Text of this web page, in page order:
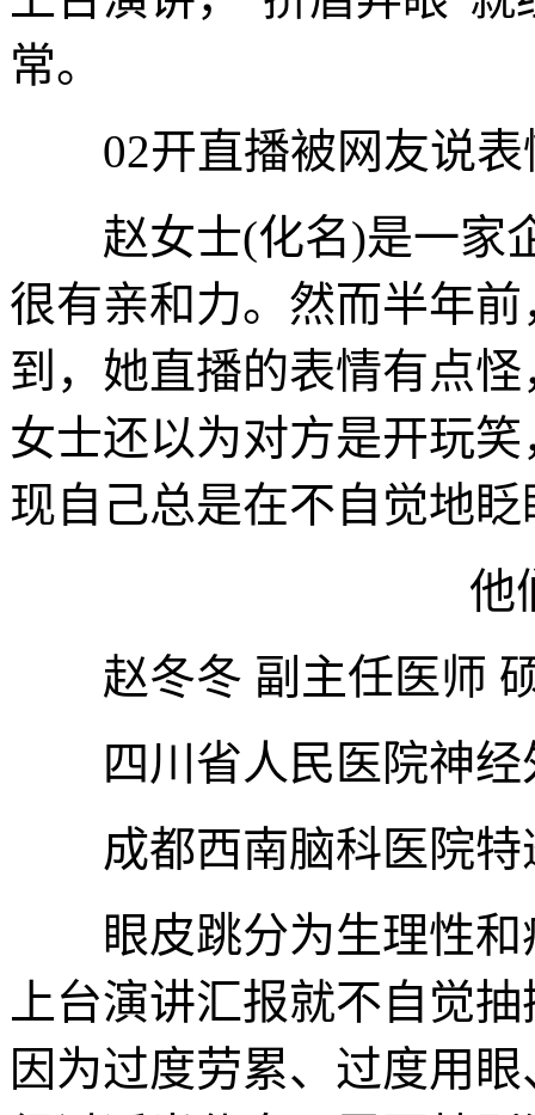
常。
02开直播被网友说表
赵女士(化名)是一家
很有亲和力。然而半年
到，她直播的表情有点
女士还以为对方是开玩
现自己总是在不自觉地眨
他们
赵冬冬 副主任医师
四川省人民医院神经
成都西南脑科医院特
眼皮跳分为生理性和
上台演讲汇报就不自觉
因为过度劳累、过度用